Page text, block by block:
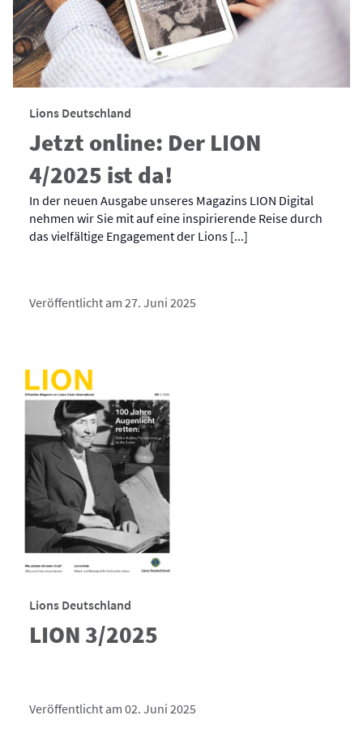
Lions Deutschland
Jetzt online: Der LION
4/2025 ist da!
In der neuen Ausgabe unseres Magazins LION Digital
nehmen wir Sie mit auf eine inspirierende Reise durch
das vielfältige Engagement der Lions [...]
Veröffentlicht am 27. Juni 2025
Lions Deutschland
LION 3/2025
Veröffentlicht am 02. Juni 2025